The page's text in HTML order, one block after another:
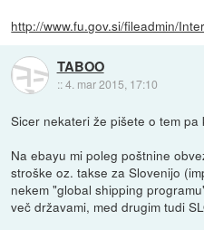
http://www.fu.gov.si/fileadmin/
TABOO
::4. mar 2015, 17:10
Sicer nekateri že pišete o tem pa
Na ebayu mi poleg poštnine
stroške oz. takse za Slovenijo
nekem "global shipping
več državami, med drugim tudi